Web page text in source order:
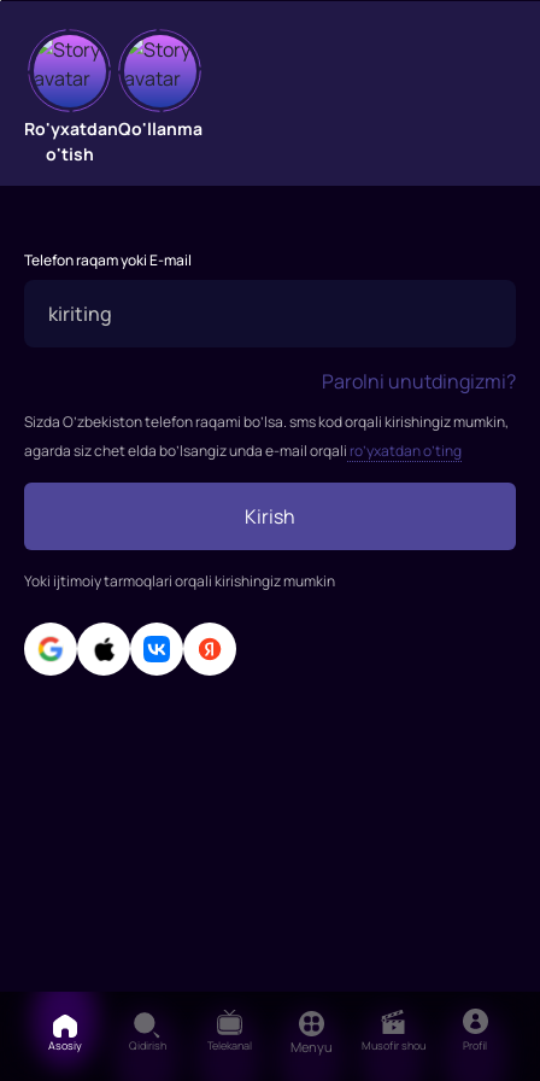
Archalar
Yangi
shaharda
o'tadi:
Ufa,
Bavli,
Yekaterinburg,
Yakutsk,
Novosibirsk,
Peter
Ro'yxatdan
o'tish
Qo'llanma
Telefon raqam yoki E-mail
Parolni unutdingizmi?
Sizda O’zbekiston telefon raqami bo’lsa. sms kod orqali kirishingiz mumkin,
agarda siz chet elda bo’lsangiz unda e-mail orqali ro’yxatdan o’ting
Kirish
Yoki ijtimoiy tarmoqlari orqali kirishingiz mumkin
Asosiy Qidirish Telekanal Menyu Musofir shou Profil